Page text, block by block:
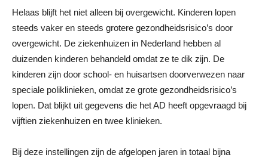
Helaas blijft het niet alleen bij overgewicht. Kinderen lopen
steeds vaker en steeds grotere gezondheidsrisico’s door
overgewicht. De ziekenhuizen in Nederland hebben al
duizenden kinderen behandeld omdat ze te dik zijn. De
kinderen zijn door school- en huisartsen doorverwezen naar
speciale poliklinieken, omdat ze grote gezondheidsrisico’s
lopen. Dat blijkt uit gegevens die het AD heeft opgevraagd bij
vijftien ziekenhuizen en twee klinieken.
Bij deze instellingen zijn de afgelopen jaren in totaal bijna